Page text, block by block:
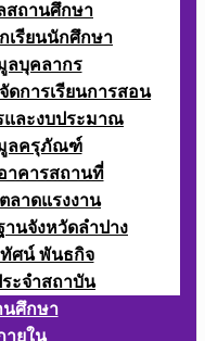
สถานศึกษา
เรียนนักศึกษา
ลบุคลากร
ดการเรียนการสอน
และงบประมาณ
ลครุภัณฑ์
าคารสถานที่
ลาดแรงงาน
นจังหวัดลำปาง
ศน์ พันธกิจ
ะจำสถาบัน
นศึกษา
ายใน